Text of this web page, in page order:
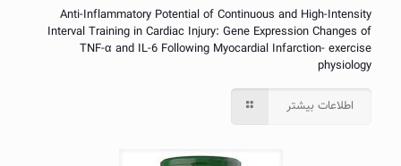
Anti-Inflammatory Potential of Continuous and High-Intensity
Interval Training in Cardiac Injury: Gene Expression Changes of
TNF-α and IL-6 Following Myocardial Infarction- exercise
physiology
اطلاعات بیشتر